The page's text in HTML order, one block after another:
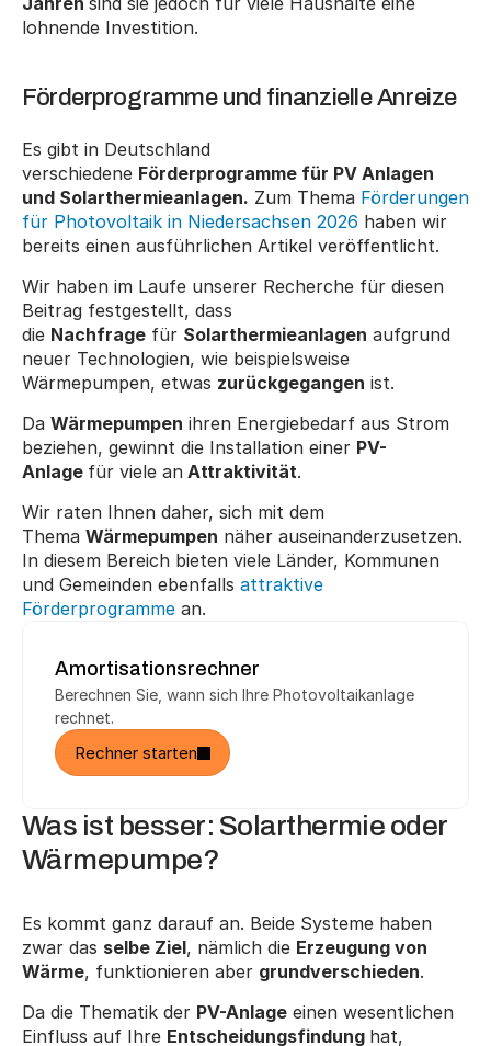
lohnende Investition.
Förderprogramme und finanzielle Anreize
Es gibt in Deutschland
verschiedene Förderprogramme für PV Anlagen
und Solarthermieanlagen. Zum Thema Förderungen
für Photovoltaik in Niedersachsen 2026 haben wir
bereits einen ausführlichen Artikel veröffentlicht.
Wir haben im Laufe unserer Recherche für diesen
Beitrag festgestellt, dass
die Nachfrage für Solarthermieanlagen aufgrund
neuer Technologien, wie beispielsweise
Wärmepumpen, etwas zurückgegangen ist.
Da Wärmepumpen ihren Energiebedarf aus Strom
beziehen, gewinnt die Installation einer PV-
Anlage für viele an Attraktivität.
Wir raten Ihnen daher, sich mit dem
Thema Wärmepumpen näher auseinanderzusetzen.
In diesem Bereich bieten viele Länder, Kommunen
und Gemeinden ebenfalls attraktive
Förderprogramme an.
Amortisationsrechner
Berechnen Sie, wann sich Ihre Photovoltaikanlage
rechnet.
Rechner starten
Was ist besser: Solarthermie oder
Wärmepumpe?
Es kommt ganz darauf an. Beide Systeme haben
zwar das selbe Ziel, nämlich die Erzeugung von
Wärme, funktionieren aber grundverschieden.
Da die Thematik der PV-Anlage einen wesentlichen
Einfluss auf Ihre Entscheidungsfindung hat,